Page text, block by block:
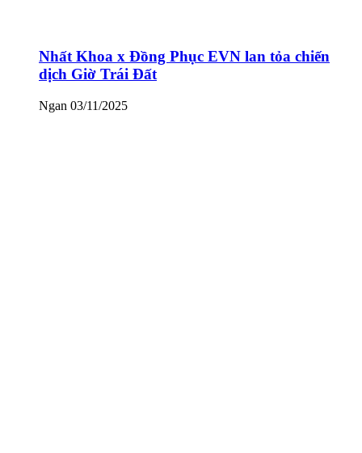
Nhất Khoa x Đồng Phục EVN lan tỏa chiến
dịch Giờ Trái Đất
Ngan 03/11/2025